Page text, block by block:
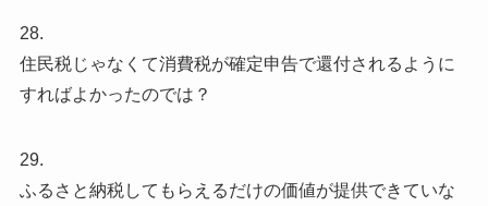
28.
住民税じゃなくて消費税が確定申告で還付されるように
すればよかったのでは？
29.
ふるさと納税してもらえるだけの価値が提供できていな